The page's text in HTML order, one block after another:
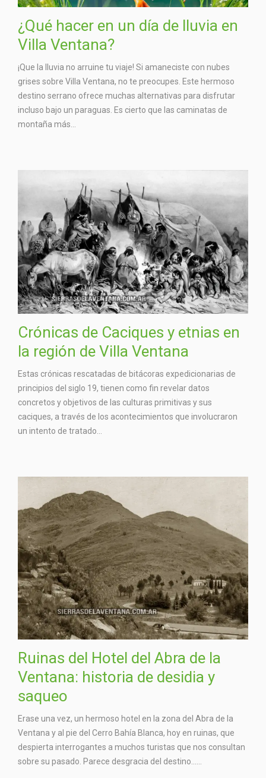
¿Qué hacer en un día de lluvia en
Villa Ventana?
¡Que la lluvia no arruine tu viaje! Si amaneciste con nubes
grises sobre Villa Ventana, no te preocupes. Este hermoso
destino serrano ofrece muchas alternativas para disfrutar
incluso bajo un paraguas. Es cierto que las caminatas de
montaña más...
Crónicas de Caciques y etnias en
la región de Villa Ventana
Estas crónicas rescatadas de bitácoras expedicionarias de
principios del siglo 19, tienen como fin revelar datos
concretos y objetivos de las culturas primitivas y sus
caciques, a través de los acontecimientos que involucraron
un intento de tratado...
Ruinas del Hotel del Abra de la
Ventana: historia de desidia y
saqueo
Erase una vez, un hermoso hotel en la zona del Abra de la
Ventana y al pie del Cerro Bahía Blanca, hoy en ruinas, que
despierta interrogantes a muchos turistas que nos consultan
sobre su pasado. Parece desgracia del destino…...